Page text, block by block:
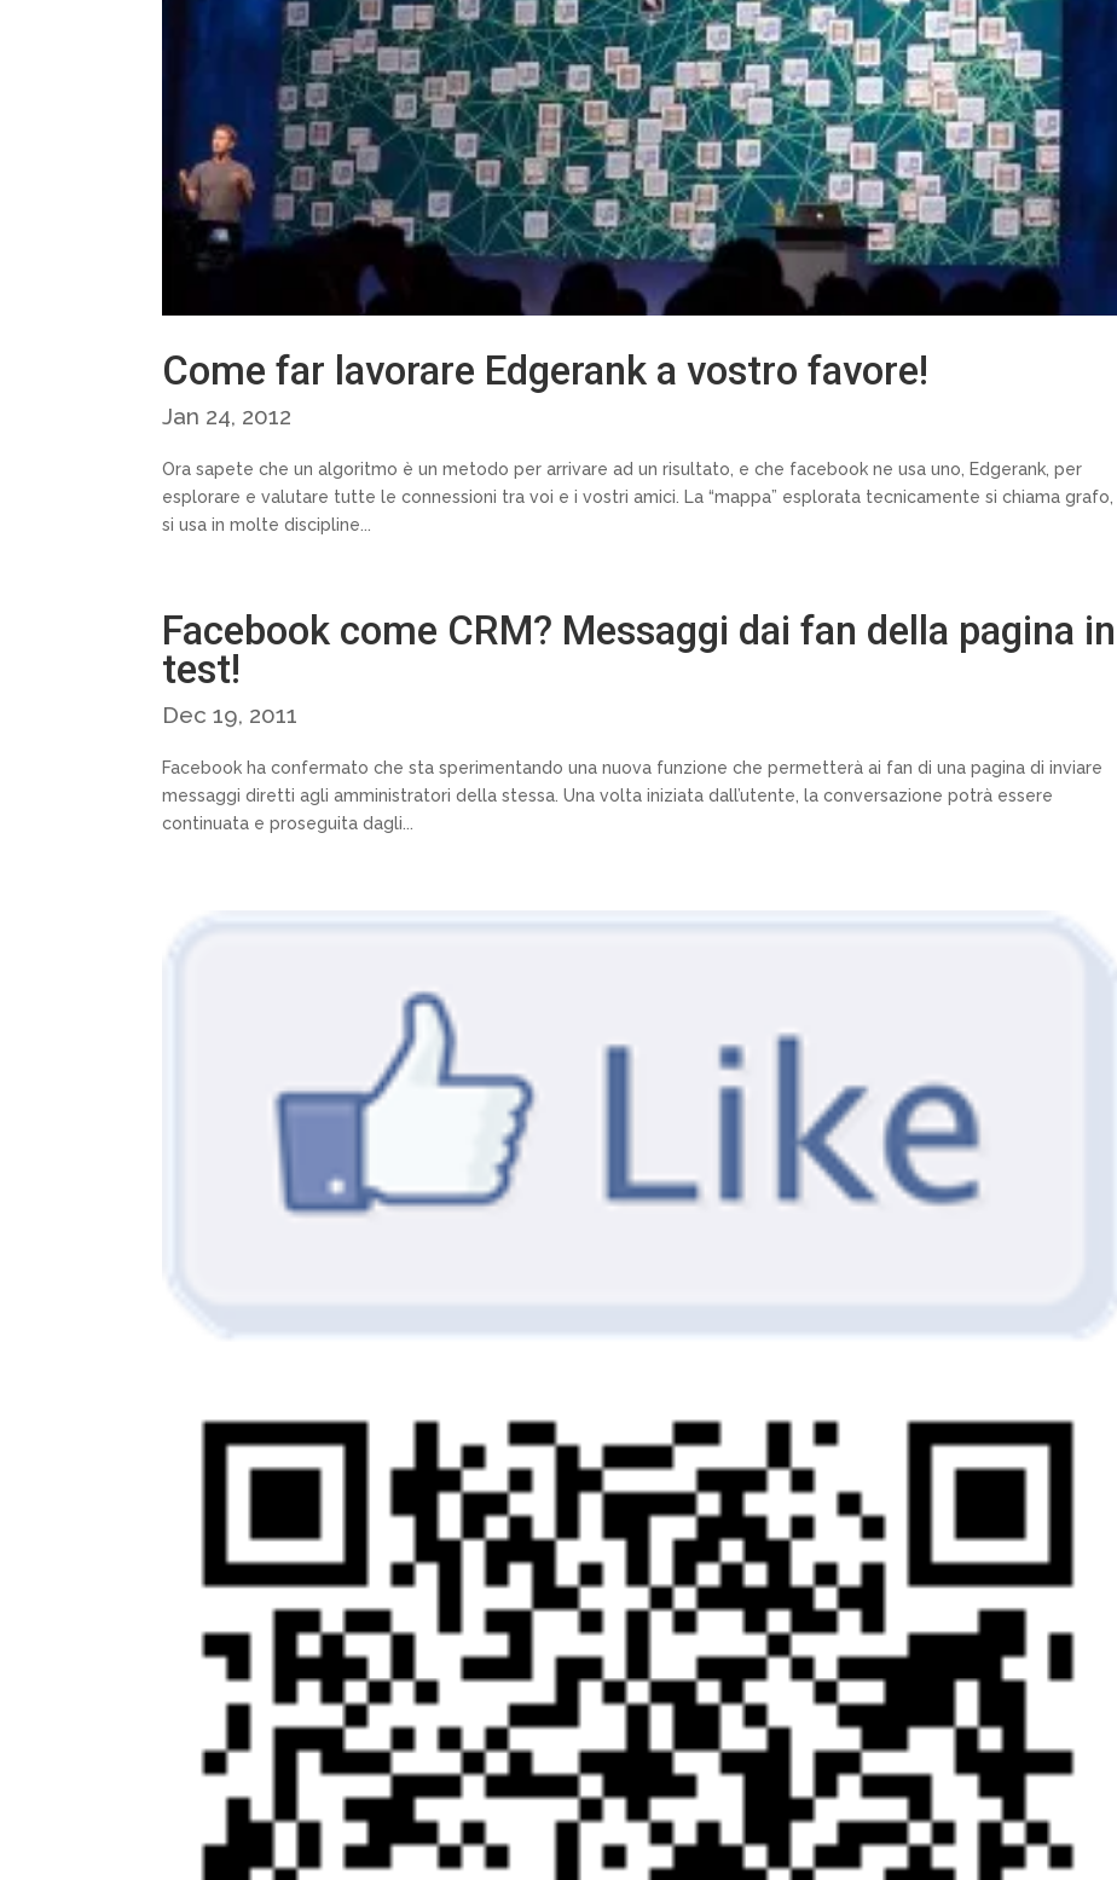
Come far lavorare Edgerank a vostro favore!
Jan 24, 2012
Ora sapete che un algoritmo è un metodo per arrivare ad un risultato, e che facebook ne usa uno, Edgerank, per
esplorare e valutare tutte le connessioni tra voi e i vostri amici. La “mappa” esplorata tecnicamente si chiama grafo,
si usa in molte discipline...
Facebook come CRM? Messaggi dai fan della pagina in
test!
Dec 19, 2011
Facebook ha confermato che sta sperimentando una nuova funzione che permetterà ai fan di una pagina di inviare
messaggi diretti agli amministratori della stessa. Una volta iniziata dall’utente, la conversazione potrà essere
continuata e proseguita dagli...